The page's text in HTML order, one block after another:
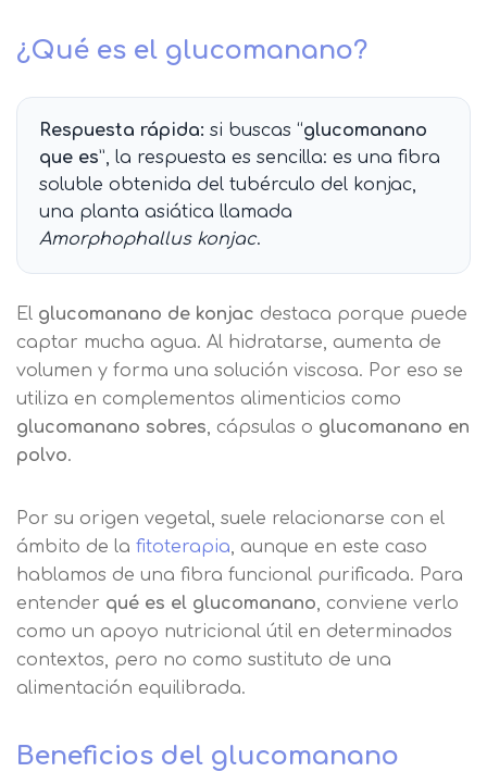
¿Qué es el glucomanano?
Respuesta rápida: si buscas “glucomanano
que es”, la respuesta es sencilla: es una fibra
soluble obtenida del tubérculo del konjac,
una planta asiática llamada
Amorphophallus konjac.
El glucomanano de konjac destaca porque puede
captar mucha agua. Al hidratarse, aumenta de
volumen y forma una solución viscosa. Por eso se
utiliza en complementos alimenticios como
glucomanano sobres, cápsulas o glucomanano en
polvo.
Por su origen vegetal, suele relacionarse con el
ámbito de la fitoterapia, aunque en este caso
hablamos de una fibra funcional purificada. Para
entender qué es el glucomanano, conviene verlo
como un apoyo nutricional útil en determinados
contextos, pero no como sustituto de una
alimentación equilibrada.
Beneficios del glucomanano